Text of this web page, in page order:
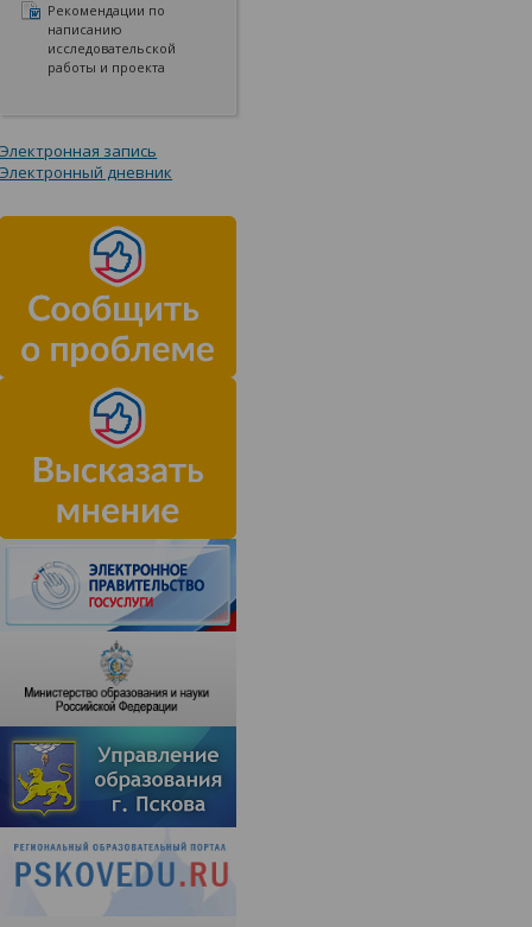
Рекомендации по
написанию
исследовательской
работы и проекта
Электронная запись
Электронный дневник